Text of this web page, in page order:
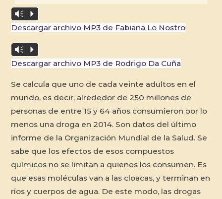
Vm P
Descargar archivo MP3 de Fabiana Lo Nostro
Vm P
Descargar archivo MP3 de Rodrigo Da Cuña
Se calcula que uno de cada veinte adultos en el
mundo, es decir, alrededor de 250 millones de
personas de entre 15 y 64 años consumieron por lo
menos una droga en 2014. Son datos del último
informe de la Organización Mundial de la Salud. Se
sabe que los efectos de esos compuestos
químicos no se limitan a quienes los consumen. Es
que esas moléculas van a las cloacas, y terminan en
ríos y cuerpos de agua. De este modo, las drogas